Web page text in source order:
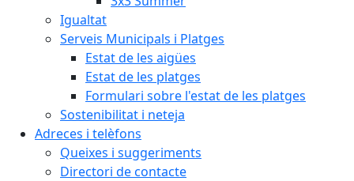
Igualtat
Serveis Municipals i Platges
Estat de les aigües
Estat de les platges
Formulari sobre l'estat de les platges
Sostenibilitat i neteja
Adreces i telèfons
Queixes i suggeriments
Directori de contacte